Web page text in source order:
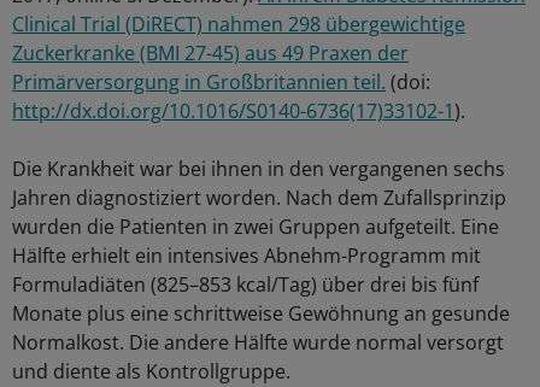
Clinical Trial (DiRECT) nahmen 298 übergewichtige
Zuckerkranke (BMI 27-45) aus 49 Praxen der
Primärversorgung in Großbritannien teil. (doi:
http://dx.doi.org/10.1016/S0140-6736(17)33102-1).
Die Krankheit war bei ihnen in den vergangenen sechs
Jahren diagnostiziert worden. Nach dem Zufallsprinzip
wurden die Patienten in zwei Gruppen aufgeteilt. Eine
Hälfte erhielt ein intensives Abnehm-Programm mit
Formuladiäten (825–853 kcal/Tag) über drei bis fünf
Monate plus eine schrittweise Gewöhnung an gesunde
Normalkost. Die andere Hälfte wurde normal versorgt
und diente als Kontrollgruppe.